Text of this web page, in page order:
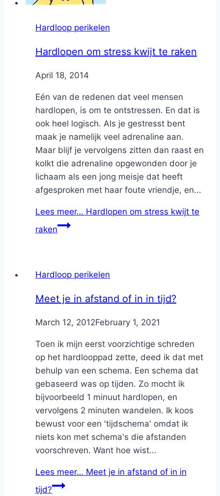
Hardloop perikelen
Hardlopen om stress kwijt te raken
ByNicole
April 18, 2014
Eén van de redenen dat veel mensen
hardlopen, is om te ontstressen. En dat is
ook heel logisch. Als je gestresst bent
maak je namelijk veel adrenaline aan.
Maar blijf je vervolgens zitten dan raast en
kolkt die adrenaline opgewonden door je
lichaam als een jong meisje dat heeft
afgesproken met haar foute vriendje, en...
Lees meer… Hardlopen om stress kwijt te
raken
Hardloop perikelen
Meet je in afstand of in in tijd?
ByNicole
March 12, 2012February 1, 2021
Toen ik mijn eerst voorzichtige schreden
op het hardlooppad zette, deed ik dat met
behulp van een schema. Een schema dat
gebaseerd was op tijden. Zo mocht ik
bijvoorbeeld 1 minuut hardlopen, en
vervolgens 2 minuten wandelen. Ik koos
bewust voor een 'tijdschema' omdat ik
niets kon met schema's die afstanden
voorschreven. Want hoe wist...
Lees meer… Meet je in afstand of in in
tijd?